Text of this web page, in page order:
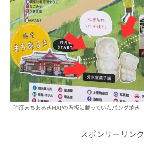
弥彦まちあるきMAPの看板に載っていたパンダ焼き
スポンサーリンク